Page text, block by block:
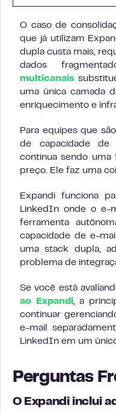
O caso de
que já utilizam
dupla custa mais,
dados
multicanais
uma única camada
enriquecimento e
Para equipes que
de capacidade de
continua sendo
preço. Ele faz uma
Expandi funciona
LinkedIn onde o e-
ferramenta
capacidade de e-
uma stack dupla,
problema de
Se você está
ao Expandi, a
continuar
e-mail
LinkedIn em um
Perguntas
O Expandi inclui